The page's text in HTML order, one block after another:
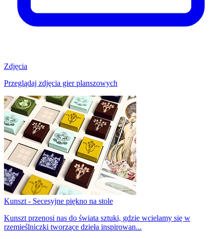
Zdjęcia
Przeglądaj zdjęcia gier planszowych
Kunszt - Secesyjne piękno na stole
Kunszt przenosi nas do świata sztuki, gdzie wcielamy się w
rzemieślniczki tworzące dzieła inspirowan...